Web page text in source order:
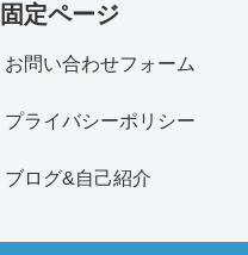
固定ページ
お問い合わせフォーム
プライバシーポリシー
ブログ&自己紹介